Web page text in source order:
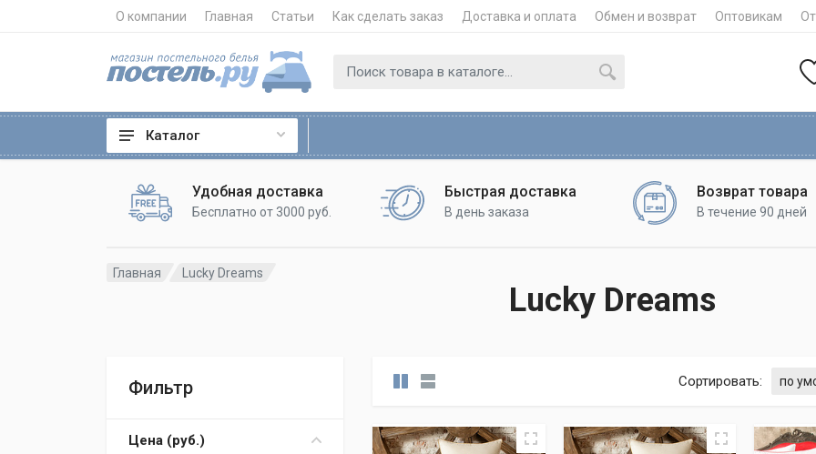
О компании Главная Статьи Как сделать заказ Доставка и оплата Обмен и возврат Оптовикам
Каталог
Удобная доставка
Бесплатно от 3000 руб.
Быстрая доставка
В день заказа
Возврат товара
В течение 90 дней
Главная Lucky Dreams
Lucky Dreams
Фильтр
Цена (pуб.)
Сортировать: